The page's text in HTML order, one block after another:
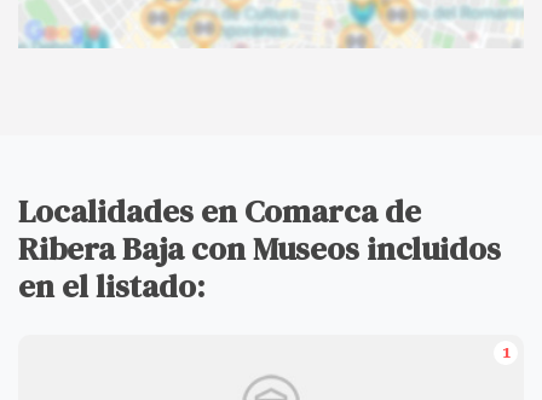
Localidades en Comarca de
Ribera Baja con Museos incluidos
en el listado:
1